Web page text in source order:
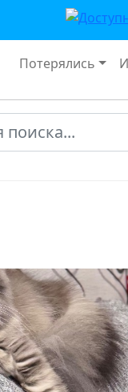
Потерялись